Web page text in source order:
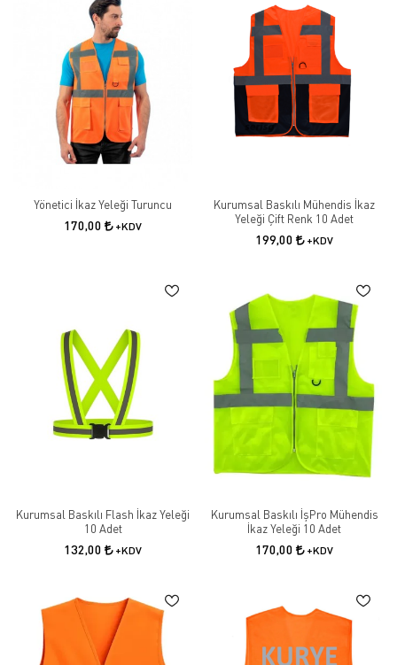
Yönetici İkaz Yeleği Turuncu
170,00 +KDV
Kurumsal Baskılı Mühendis İkaz
Yeleği Çift Renk 10 Adet
199,00 +KDV
Kurumsal Baskılı Flash İkaz Yeleği
10 Adet
132,00 +KDV
Kurumsal Baskılı İşPro Mühendis
İkaz Yeleği 10 Adet
170,00 +KDV